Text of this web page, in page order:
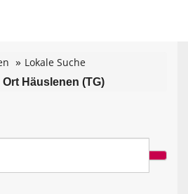
Lokale Suche
Ort Häuslenen (TG)